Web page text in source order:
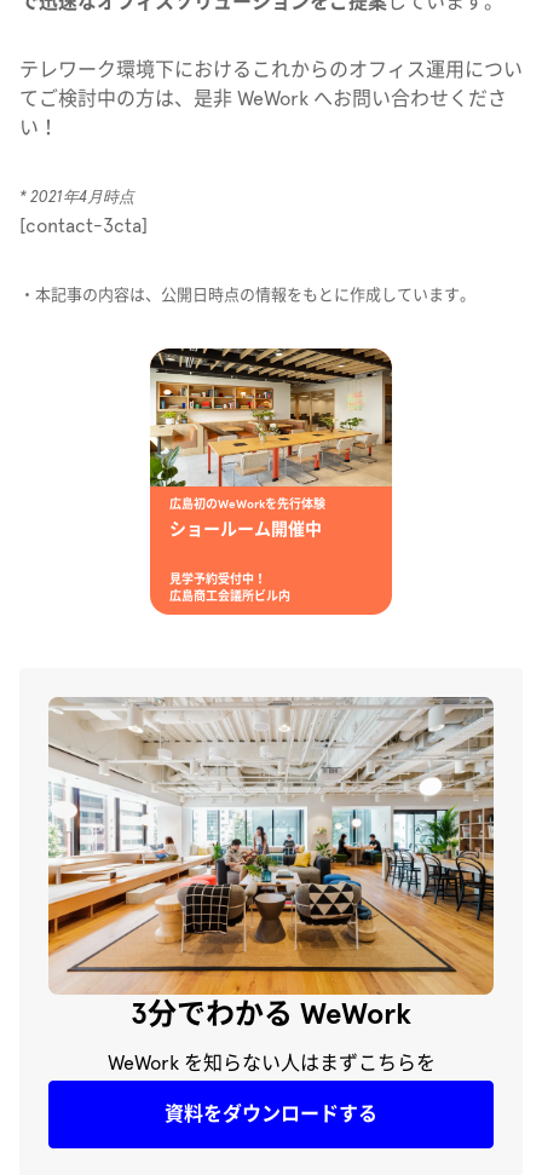
テレワーク環境下におけるこれからのオフィス運用につい
てご検討中の方は、是非 WeWork へお問い合わせくださ
い！
* 2021年4月時点
[contact-3cta]
・本記事の内容は、公開日時点の情報をもとに作成しています。
広島初のWeWorkを先行体験
ショールーム開催中
見学予約受付中！
広島商工会議所ビル内
3分でわかる WeWork
WeWork を知らない人はまずこちらを
資料をダウンロードする